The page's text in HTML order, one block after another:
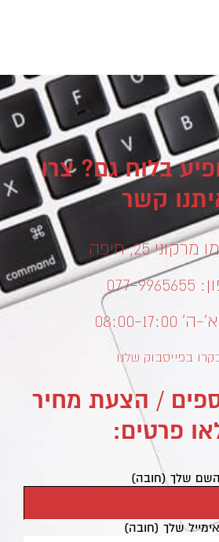
בלוח גם? צרו
קשר
25, חיפה
א’-ה’ 08:00-17:00
בפייסבוק שלנו
/ הצעת מחיר
פרטים:
השם שלך (חובה)
שלך (חובה)